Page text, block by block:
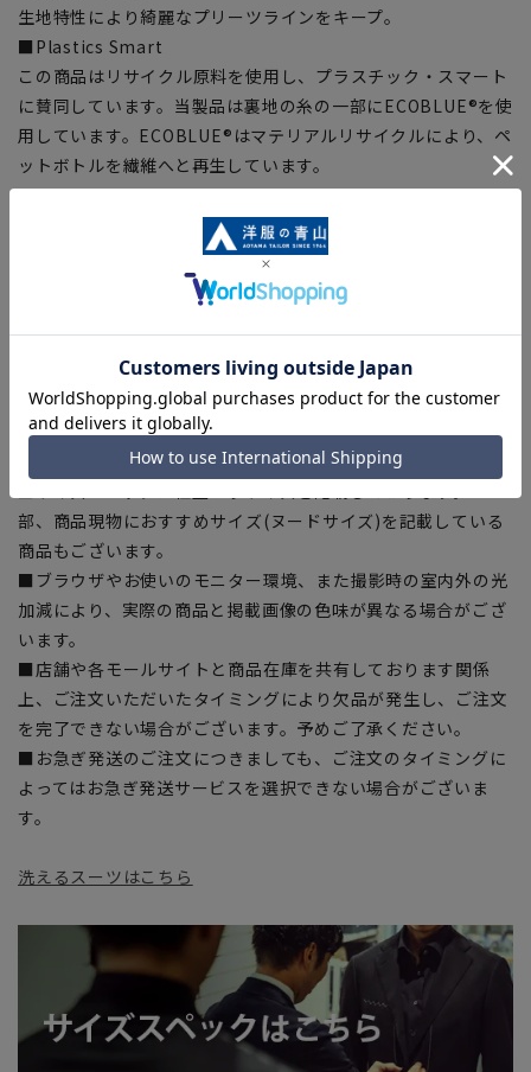
生地特性により綺麗なプリーツラインをキープ。
■Plastics Smart
この商品はリサイクル原料を使用し、プラスチック・スマート
に賛同しています。当製品は裏地の糸の一部にECOBLUE®を使
用しています。ECOBLUE®はマテリアルリサイクルにより、ペ
ットボトルを繊維へと再生しています。
【シルエット】《細め(スリム)》 (当社比)
【商品に関するご注意】
■商品画像はサンプルのため、色味やサイズ等の仕様に変更が
ある場合がございますので、予めご了承ください。
■ゆとり感には個人差があります。サイズ表を確認の上、ご購
入の目安としてご利用ください。
■生地や仕様・デザインにより、着用感や実際のサイズ表に若
干の誤差が生じる場合がございます。予めご了承ください。
部、商品現物におすすめサイズ(ヌードサイズ)を記載している
商品もございます。
■ブラウザやお使いのモニター環境、また撮影時の室内外の光
加減により、実際の商品と掲載画像の色味が異なる場合がござ
います。
■店舗や各モールサイトと商品在庫を共有しております関係
上、ご注文いただいたタイミングにより欠品が発生し、ご注文
を完了できない場合がございます。予めご了承ください。
■お急ぎ発送のご注文につきましても、ご注文のタイミングに
よってはお急ぎ発送サービスを選択できない場合がございま
す。
洗えるスーツはこちら